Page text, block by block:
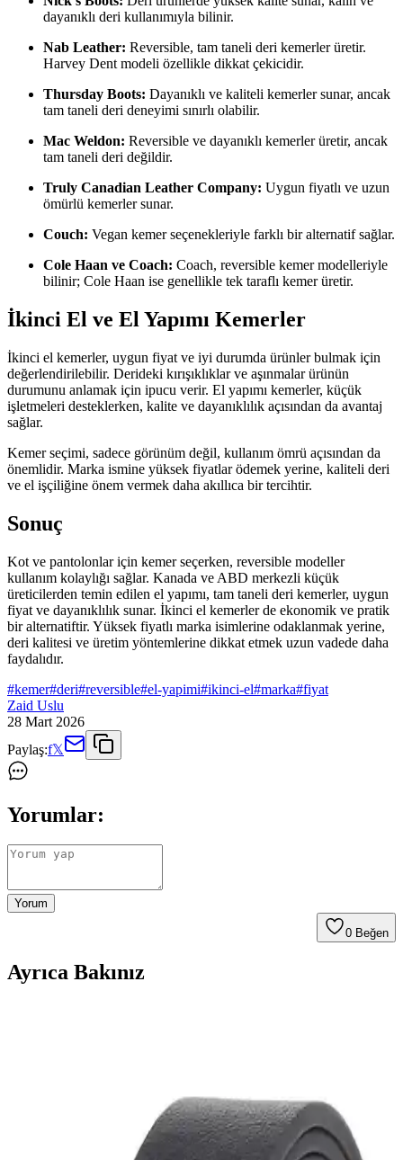
dayanıklı deri kullanımıyla bilinir.
Nab Leather: Reversible, tam taneli deri kemerler üretir.
Harvey Dent modeli özellikle dikkat çekicidir.
Thursday Boots: Dayanıklı ve kaliteli kemerler sunar, ancak
tam taneli deri deneyimi sınırlı olabilir.
Mac Weldon: Reversible ve dayanıklı kemerler üretir, ancak
tam taneli deri değildir.
Truly Canadian Leather Company: Uygun fiyatlı ve uzun
ömürlü kemerler sunar.
Couch: Vegan kemer seçenekleriyle farklı bir alternatif sağlar.
Cole Haan ve Coach: Coach, reversible kemer modelleriyle
bilinir; Cole Haan ise genellikle tek taraflı kemer üretir.
İkinci El ve El Yapımı Kemerler
İkinci el kemerler, uygun fiyat ve iyi durumda ürünler bulmak için
değerlendirilebilir. Derideki kırışıklıklar ve aşınmalar ürünün
durumunu anlamak için ipucu verir. El yapımı kemerler, küçük
işletmeleri desteklerken, kalite ve dayanıklılık açısından da avantaj
sağlar.
Kemer seçimi, sadece görünüm değil, kullanım ömrü açısından da
önemlidir. Marka ismine yüksek fiyatlar ödemek yerine, kaliteli deri
ve el işçiliğine önem vermek daha akıllıca bir tercihtir.
Sonuç
Kot ve pantolonlar için kemer seçerken, reversible modeller
kullanım kolaylığı sağlar. Kanada ve ABD merkezli küçük
üreticilerden temin edilen el yapımı, tam taneli deri kemerler, uygun
fiyat ve dayanıklılık sunar. İkinci el kemerler de ekonomik ve pratik
bir alternatiftir. Yüksek fiyatlı marka isimlerine odaklanmak yerine,
deri kalitesi ve üretim yöntemlerine dikkat etmek uzun vadede daha
faydalıdır.
#kemer#deri#reversible#el-yapimi#ikinci-el#marka#fiyat
Zaid Uslu
28 Mart 2026
Paylaş:f𝕏
Yorumlar:
Yorum
0 Beğen
Ayrıca Bakınız
Naked and Famous Black Selvedge 29 beden pantolonlarda beden
seçimi, kumaş esnemesi ve kemer kullanımı konforu etkiler. Doğru
beden ve kullanım önerileri pantolonun fonksiyonelliğini artırır.